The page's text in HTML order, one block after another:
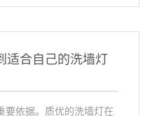
适合自己的洗墙灯
要依据。质优的洗墙灯在